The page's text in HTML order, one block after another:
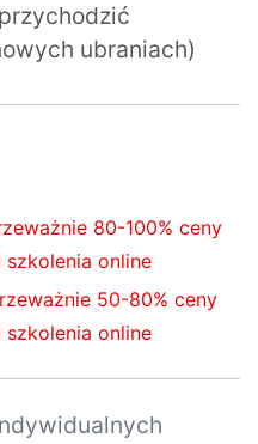
ubraniach)
80-100% ceny
szkolenia online
50-80% ceny
szkolenia online